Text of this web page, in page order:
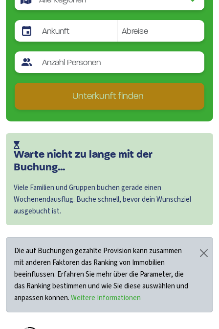
Unterkunft finden
Warte nicht zu lange mit der
Buchung...
Viele Familien und Gruppen buchen gerade einen
Wochenendausflug. Buche schnell, bevor dein Wunschziel
ausgebucht ist.
Die auf Buchungen gezahlte Provision kann zusammen
mit anderen Faktoren das Ranking von Immobilien
beeinflussen. Erfahren Sie mehr über die Parameter, die
das Ranking bestimmen und wie Sie diese auswählen und
anpassen können.Weitere Informationen